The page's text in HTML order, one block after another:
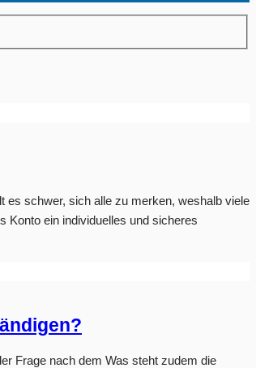
es schwer, sich alle zu merken, weshalb viele
Konto ein individuelles und sicheres
Frage nach dem Was steht zudem die